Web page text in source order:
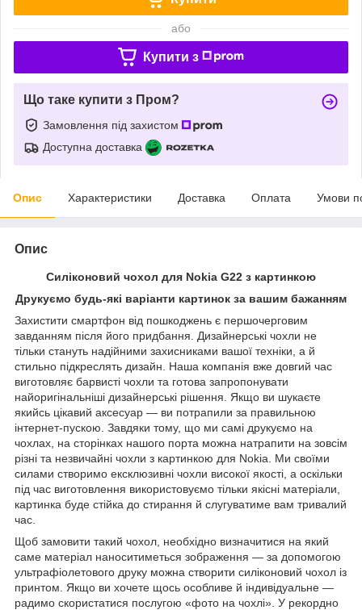
або
Купити з
Що таке купити з Пром?
Замовлення під захистом
Доступна доставка
Опис Характеристики Доставка Оплата Умови
Опис
Силіконовий чохол для Nokia G22 з картинкою
Друкуємо будь-які варіанти картинок за вашим бажанням
Захистити смартфон від пошкоджень є першочерговим
завданням після його придбання. Дизайнерські чохли не
тільки стануть надійними захисниками вашої техніки, а й
стильно підкреслять дизайн. Наша компанія вже довгий час
виготовляє барвисті чохли та готова запропонувати
найоригінальніші дизайнерські рішення. Якщо ви шукаєте
якийсь цікавий аксесуар — ви потрапили за правильною
інтернет-пускою. Завдяки тому, що ми самі друкуємо на
чохлах, на сторінках нашого порта можна натрапити на зовсім
різні та незвичайні чохли з картинкою для Nokia. Ми своїми
силами створимо ексклюзивні чохли високої якості, а оскільки
під час виготовлення використовуємо тільки якісні матеріали,
картинка буде стійка до стирання й слугуватиме вам тривалий
час.
Щоб замовити такий чохол, необхідно визначитися на який
саме матеріал наноситиметься зображення — за допомогою
ультрафіолетового друку можна створити силіконовий чохол із
принтом. Якщо ви хочете щось особливе й індивідуальне —
радимо скористатися послугою «фото на чохлі». У рекордно